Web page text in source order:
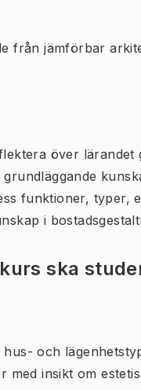
från jämförbar
över
funktioner, typer,
i
ska
och
med insikt om